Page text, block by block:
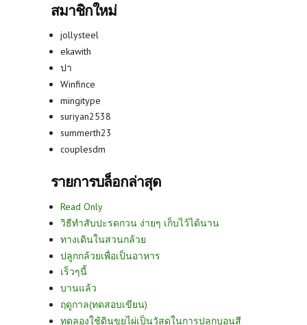
สมาชิกใหม่
jollysteel
ekawith
ปา
Winfince
mingitype
suriyan2538
summerth23
couplesdm
รายการบล็อกล่าสุด
Read Only
วิธีทำสับปะรดกวน ง่ายๆ เก็บไว้ได้นาน
ทางเดินในสวนกล้วย
ปลูกกล้วยเพื่อเป็นอาหาร
เร็วๆนี้
บานแล้ว
ฤดูกาล(ทดสอบเขียน)
ทดลองใช้ดินขุยไผ่เป็นวัสดุในการปลูกบอนสี